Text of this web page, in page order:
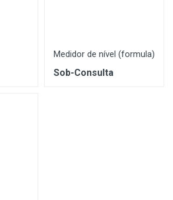
Medidor de nível (formula)
Sob-Consulta